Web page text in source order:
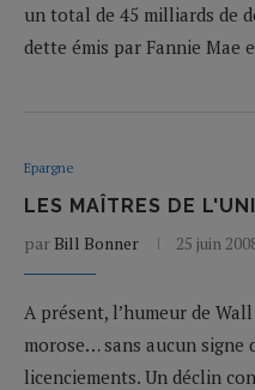
un total de 45 milliards de
dette émis par Fannie Mae
Epargne
LES MAÎTRES DE
par Bill Bonner 25 juin
A présent, l’humeur de
morose… sans aucun signe
licenciements. Un déclin